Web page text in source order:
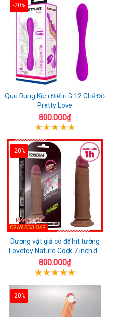
-20%
Que Rung Kích Điểm G 12 Chế Độ
Pretty Love
800.000₫
-20%
Dương vật giả có đế hít tường
Lovetoy Nature Cock 7 inch da
đen
800.000₫
-20%